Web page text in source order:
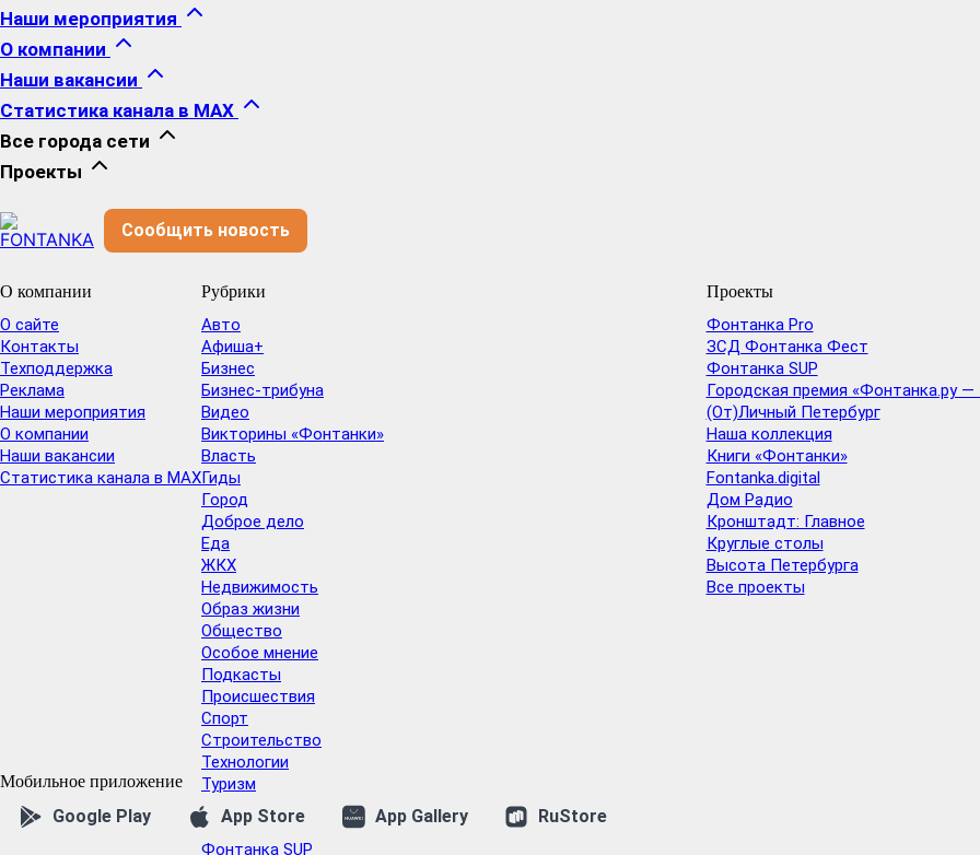
Наши мероприятия
О компании
Наши вакансии
Статистика канала в MAX
Все города сети
Проекты
Сообщить новость
О компании
О сайте
Контакты
Техподдержка
Реклама
Наши мероприятия
О компании
Наши вакансии
Статистика канала в MAX
Рубрики
Авто
Афиша+
Бизнес
Бизнес-трибуна
Видео
Викторины «Фонтанки»
Власть
Гиды
Город
Доброе дело
Еда
ЖКХ
Недвижимость
Образ жизни
Общество
Особое мнение
Подкасты
Проиcшествия
Спорт
Строительство
Технологии
Туризм
Финансы
Финляндия
Фонтанка SUP
Проекты
Фонтанка Pro
ЗСД Фонтанка Фест
Фонтанка SUP
Городская премия «Фонтанка.ру —
(От)Личный Петербург
Наша коллекция
Книги «Фонтанки»
Fontanka.digital
Дом Радио
Кронштадт: Главное
Круглые столы
Высота Петербурга
Все проекты
Мобильное приложение
Google Play App Store App Gallery RuStore